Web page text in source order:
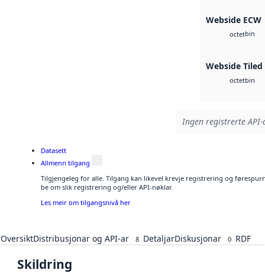
Webside ECW
octetbin
Webside Tiled
octetbin
Ingen registrerte
Datasett
Allmenn tilgang
Tilgjengeleg for alle. Tilgang kan likevel krevje registrering og
be om slik registrering og/eller API-nøklar.
Les meir om tilgangsnivå her
OversiktDistribusjonar og API-ar 8 DetaljarDiskusjonar 0 RDF
Skildring